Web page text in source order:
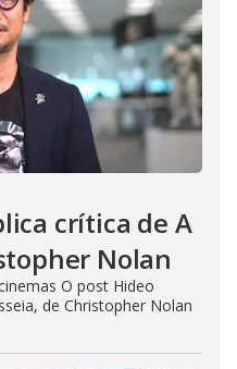
crítica de A
Nolan
O post Hideo
de Christopher Nolan